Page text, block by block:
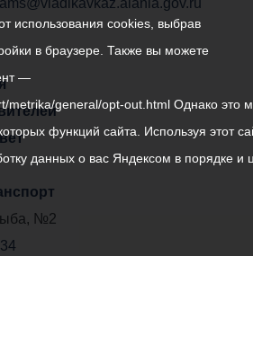
ams@vladikavkaz.alania.gov.ru
№2
использования cookies, выбрав
в браузере. Также вы можете
—
metrika/general/opt-out.html Однако это
функций сайта. Используя этот
данных о вас Яндексом в порядке и